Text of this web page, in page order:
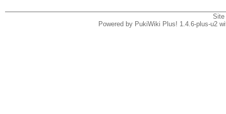
Powered by PukiWiki Plus! 1.4.6-plus-u2